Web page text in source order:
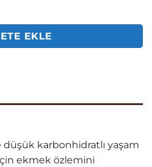
Ekmek adet
EKLE
karbonhidratlı yaşam
ekmek özlemini